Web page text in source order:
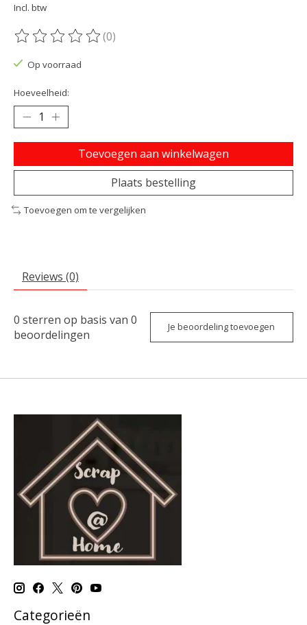
Incl. btw
De beoordeling van dit product is
(0)
Op voorraad
Hoeveelheid:
Toevoegen aan winkelwagen
Plaats bestelling
Toevoegen om te vergelijken
Reviews (0)
0 sterren op basis van 0
beoordelingen
Je beoordeling toevoegen
Categorieën